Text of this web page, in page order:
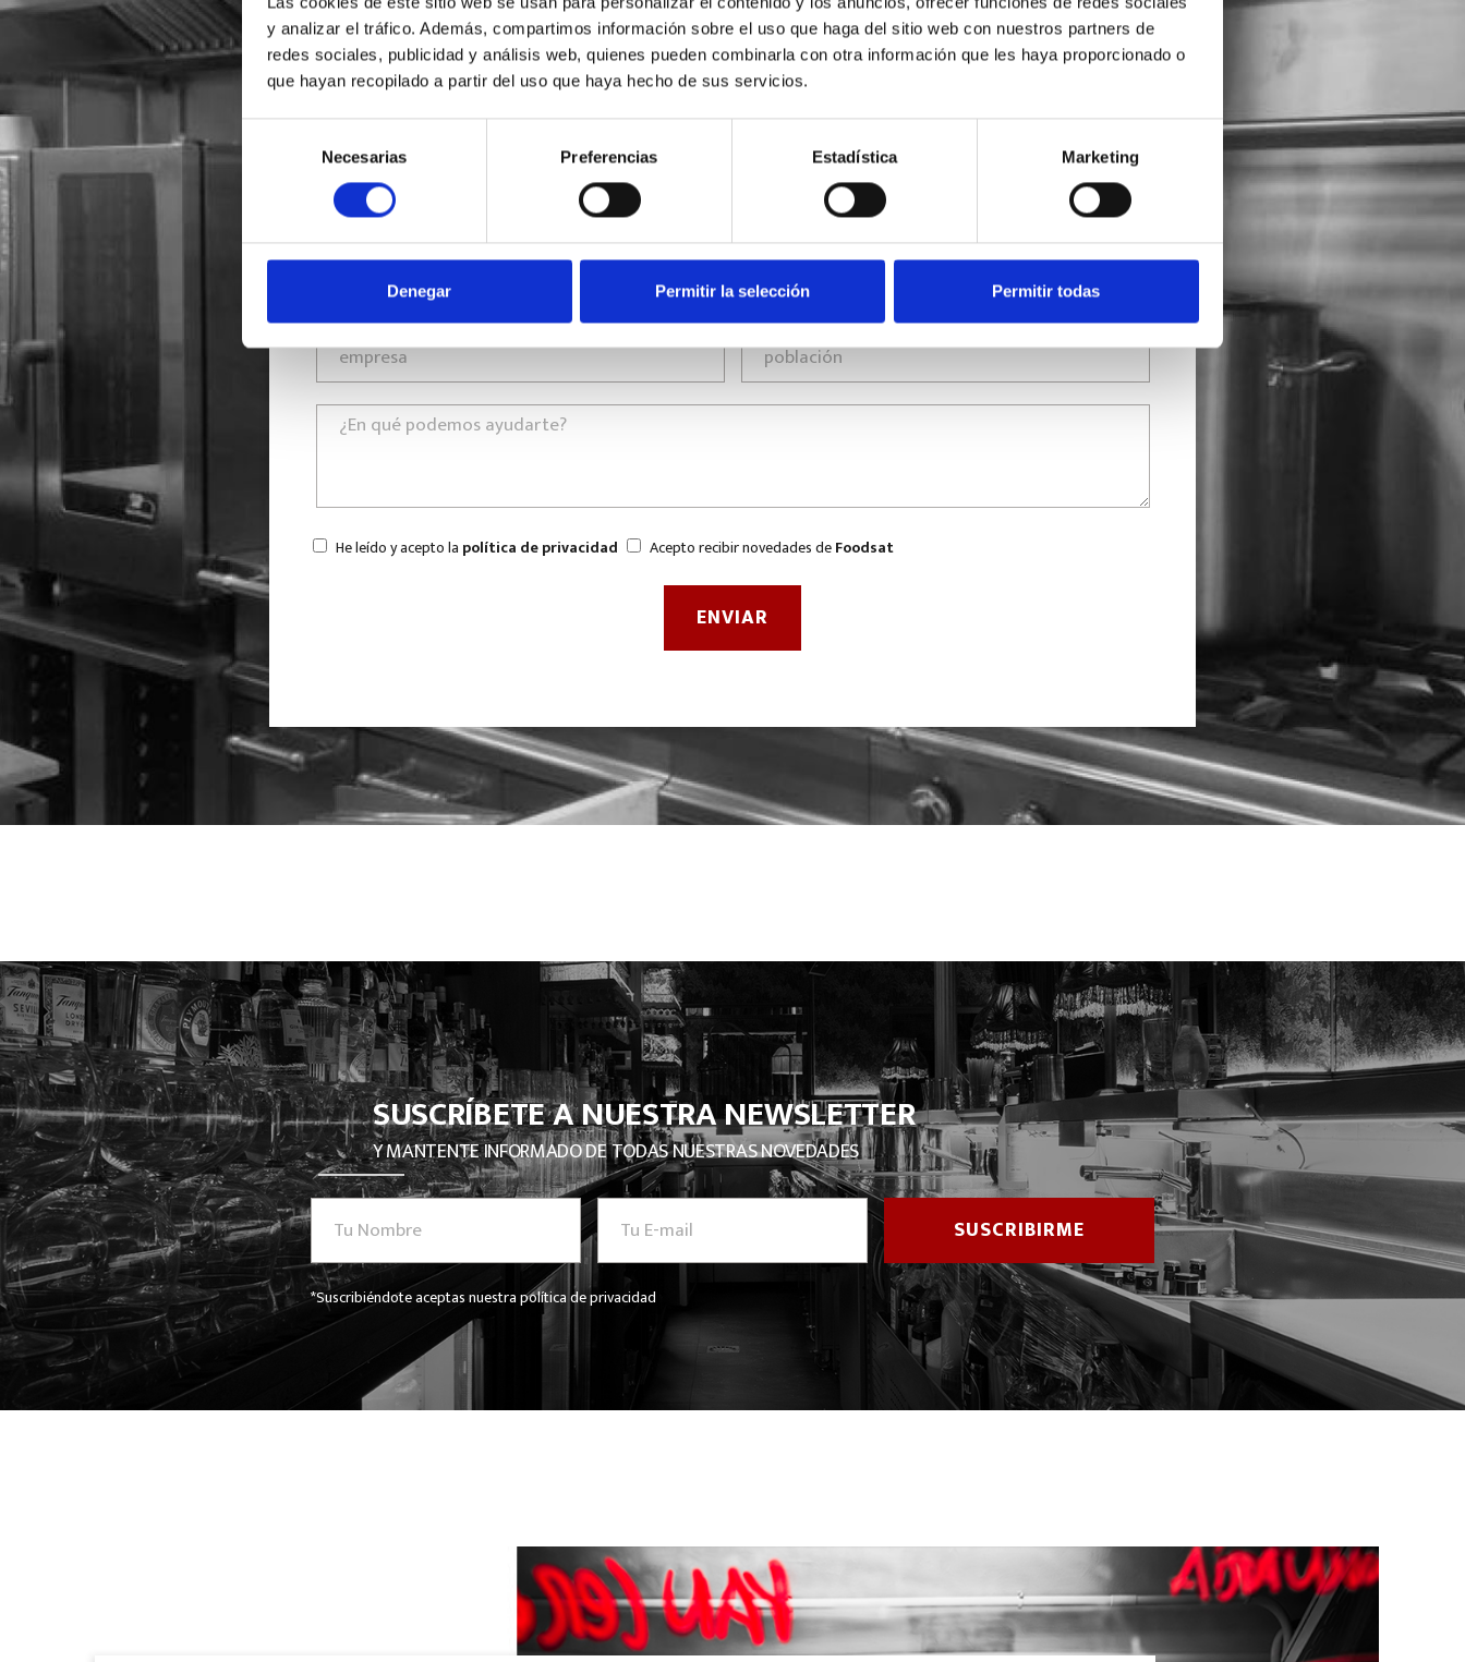
y analizar el tráfico. Además, compartimos información sobre el uso que haga del sitio web con nuestros partners de
redes sociales, publicidad y análisis web, quienes pueden combinarla con otra información que les haya proporcionado o
que hayan recopilado a partir del uso que haya hecho de sus servicios.
consentimiento
Necesarias Preferencias Estadística Marketing
Denegar Permitir la selección Permitir todas
SOLICITA INFORMACIÓN
He leído y acepto la política de privacidad Acepto recibir novedades deFoodsat
SUSCRÍBETE A NUESTRA NEWSLETTER
Y MANTENTE INFORMADO DE TODAS NUESTRAS NOVEDADES
*Suscribiéndote aceptas nuestra política de privacidad